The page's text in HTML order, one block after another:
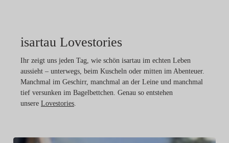
isartau Lovestories
Ihr zeigt uns jeden Tag, wie schön isartau im echten Leben
aussieht – unterwegs, beim Kuscheln oder mitten im Abenteuer.
Manchmal im Geschirr, manchmal an der Leine und manchmal
tief versunken im Bagelbettchen. Genau so entstehen
unsere Lovestories.